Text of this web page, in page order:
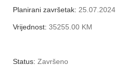
Planirani završetak: 25.07.2024.
Vrijednost: 35255.00 KM
Status: Završeno